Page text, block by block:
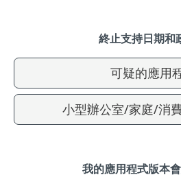
終止支持日期和
可疑的應用
小型辦公室/家庭/消
我的應用程式版本